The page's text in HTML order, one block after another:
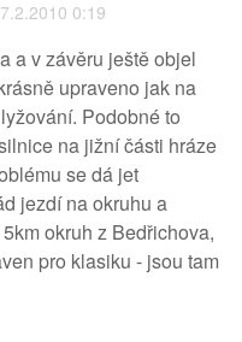
0:19
a v závěru ještě objel
upraveno jak na
Podobné to
na jižní části hráze
se dá jet
jezdí na okruhu a
okruh z Bedřichova,
pro klasiku - jsou tam